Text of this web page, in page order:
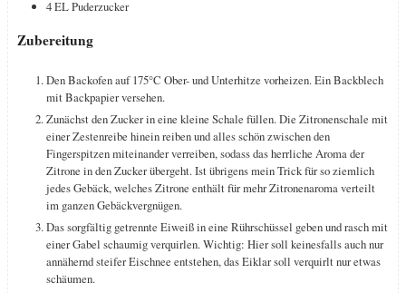
4ELPuderzucker
Zubereitung
Den Backofen auf 175°C Ober- und Unterhitze vorheizen. Ein Backblech
mit Backpapier versehen.
Zunächst den Zucker in eine kleine Schale füllen. Die Zitronenschale mit
einer Zestenreibe hinein reiben und alles schön zwischen den
Fingerspitzen miteinander verreiben, sodass das herrliche Aroma der
Zitrone in den Zucker übergeht. Ist übrigens mein Trick für so ziemlich
jedes Gebäck, welches Zitrone enthält für mehr Zitronenaroma verteilt
im ganzen Gebäckvergnügen.
Das sorgfältig getrennte Eiweiß in eine Rührschüssel geben und rasch mit
einer Gabel schaumig verquirlen. Wichtig: Hier soll keinesfalls auch nur
annähernd steifer Eischnee entstehen, das Eiklar soll verquirlt nur etwas
schäumen.